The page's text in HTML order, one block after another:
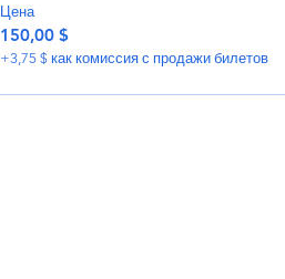
Цена
150,00 $
+3,75 $ как комиссия с продажи билетов